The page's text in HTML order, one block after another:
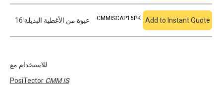
16 عبوة من الأغطية البديلة CMMISCAP16PK Add to Instant Quote
للاستخدام مع
PosiTector CMM IS